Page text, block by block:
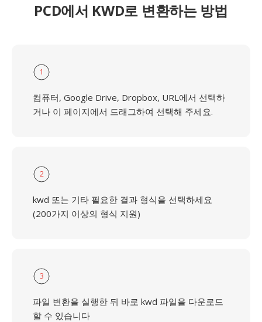
PCD에서 KWD로 변환하는 방법
1
컴퓨터, Google Drive, Dropbox, URL에서 선택하
거나 이 페이지에서 드래그하여 선택해 주세요.
2
kwd 또는 기타 필요한 결과 형식을 선택하세요
(200가지 이상의 형식 지원)
3
파일 변환을 실행한 뒤 바로 kwd 파일을 다운로드
할 수 있습니다